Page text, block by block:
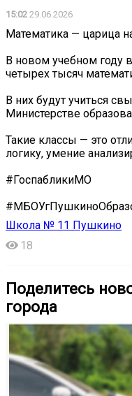
15:02 29.06.2026
Математика — царица
В новом учебном году
четырех тысяч
В них будут учиться
Министерстве
Такие классы — это
логику, умение
#ГоспабликиМО
Школа № 11 Пушкино
18
Поделитесь
города